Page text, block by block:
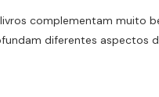
livros complementam muito
diferentes aspectos